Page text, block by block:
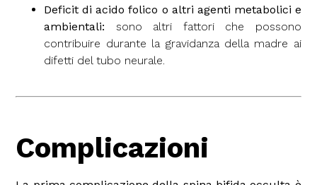
Deficit di acido folico o altri agenti metabolici e
ambientali: sono altri fattori che possono
contribuire durante la gravidanza della madre ai
difetti del tubo neurale.
Complicazioni